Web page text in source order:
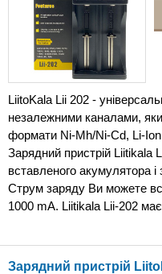
LiitoKala Lii 202 -
незалежними каналами,
формати Ni-Mh/Ni-Cd, Li-Ion
Зарядний пристрій Liitikala
вставленого акумулятора
Струм заряду Ви можете
1000 mA. Liitikala Lii-202
Зарядний пристрій